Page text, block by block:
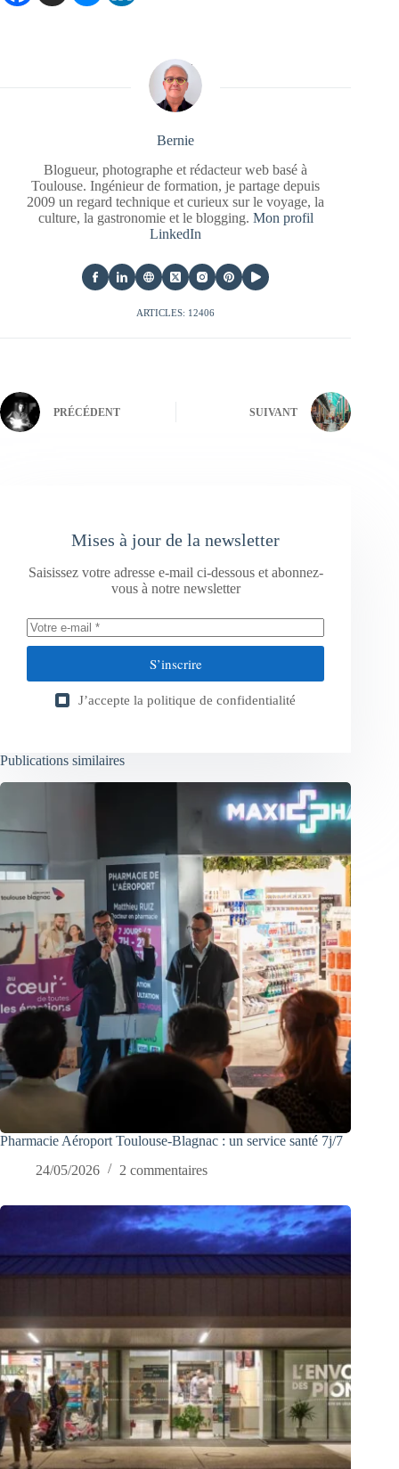
Bernie
Blogueur, photographe et rédacteur web basé à
Toulouse. Ingénieur de formation, je partage depuis
2009 un regard technique et curieux sur le voyage, la
culture, la gastronomie et le blogging. Mon profil
LinkedIn
ARTICLES: 12406
PRÉCÉDENT SUIVANT
Mises à jour de la newsletter
Saisissez votre adresse e-mail ci-dessous et abonnez-
vous à notre newsletter
S’inscrire
J’accepte la politique de confidentialité
Publications similaires
Pharmacie Aéroport Toulouse-Blagnac : un service santé 7j/7
24/05/2026
2 commentaires